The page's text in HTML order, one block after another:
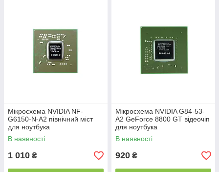
Мікросхема NVIDIA NF-
G6150-N-A2 північний міст
для ноутбука
В наявності
1 010 ₴
Мікросхема NVIDIA G84-53-
A2 GeForce 8800 GT відеочіп
для ноутбука
В наявності
920 ₴